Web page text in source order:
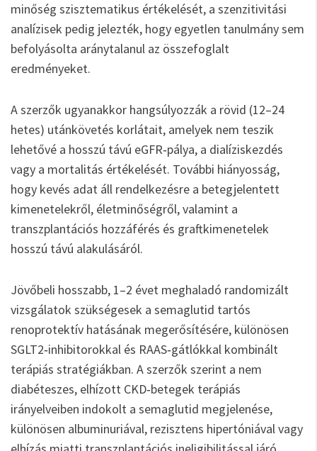
minőség szisztematikus értékelését, a szenzitivitási
analízisek pedig jelezték, hogy egyetlen tanulmány sem
befolyásolta aránytalanul az összefoglalt
eredményeket.
A szerzők ugyanakkor hangsúlyozzák a rövid (12–24
hetes) utánkövetés korlátait, amelyek nem teszik
lehetővé a hosszú távú eGFR‑pálya, a dialíziskezdés
vagy a mortalitás értékelését. További hiányosság,
hogy kevés adat áll rendelkezésre a betegjelentett
kimenetelekről, életminőségről, valamint a
transzplantációs hozzáférés és graftkimenetelek
hosszú távú alakulásáról.
Jövőbeli hosszabb, 1–2 évet meghaladó randomizált
vizsgálatok szükségesek a semaglutid tartós
renoprotektív hatásának megerősítésére, különösen
SGLT2‑inhibitorokkal és RAAS‑gátlókkal kombinált
terápiás stratégiákban. A szerzők szerint a nem
diabéteszes, elhízott CKD‑betegek terápiás
irányelveiben indokolt a semaglutid megjelenése,
különösen albuminuriával, rezisztens hipertóniával vagy